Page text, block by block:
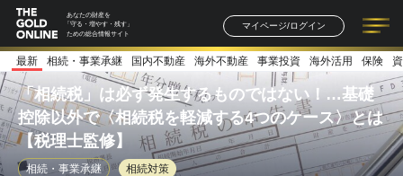
あなたの財産を
「守る・増やす・残す」
ための総合情報サイト
マイページ/ログイン
記事一覧 連載一覧
著者一覧 書籍一覧
最新 相続・事業承継 国内不動産 海外不動産 事業投資 海外活用 保険
「相続税」は必ず発生するものではない！…基礎
控除以外で〈相続税を軽減する4つのケース〉とは
【税理士監修】
相続・事業承継 相続対策